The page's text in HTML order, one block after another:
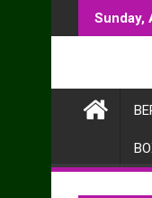
to
Sunday,